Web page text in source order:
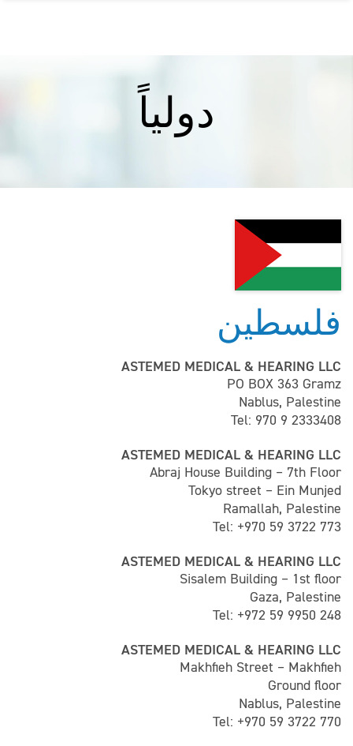
دولياً
فلسطين
ASTEMED MEDICAL & HEARING LLC
PO BOX 363 Gramz
Nablus, Palestine
Tel: 970 9 2333408
ASTEMED MEDICAL & HEARING LLC
Abraj House Building – 7th Floor
Tokyo street – Ein Munjed
Ramallah, Palestine
Tel: +970 59 3722 773
ASTEMED MEDICAL & HEARING LLC
Sisalem Building – 1st floor
Gaza, Palestine
Tel: +972 59 9950 248
ASTEMED MEDICAL & HEARING LLC
Makhfieh Street – Makhfieh
Ground floor
Nablus, Palestine
Tel: +970 59 3722 770